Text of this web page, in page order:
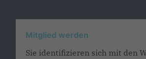
Mitglied werden
Sie identifizieren sich mit den